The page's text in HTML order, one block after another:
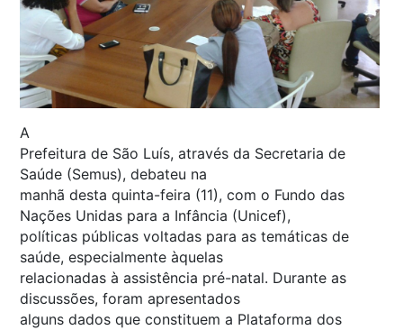
A
Prefeitura de São Luís, através da Secretaria de
Saúde (Semus), debateu na
manhã desta quinta-feira (11), com o Fundo das
Nações Unidas para a Infância (Unicef),
políticas públicas voltadas para as temáticas de
saúde, especialmente àquelas
relacionadas à assistência pré-natal. Durante as
discussões, foram apresentados
alguns dados que constituem a Plataforma dos